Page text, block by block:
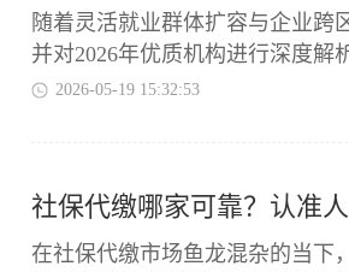
随着灵活就业群体扩容与企业跨
并对2026年优质机构进行深度解
2026-05-19 15:32:53
社保代缴哪家可靠？认准
在社保代缴市场鱼龙混杂的当下